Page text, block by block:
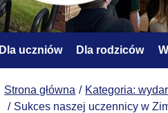
Dla uczniów Dla rodziców
Strona główna
Kategoria:
Sukces naszej uczennicy w